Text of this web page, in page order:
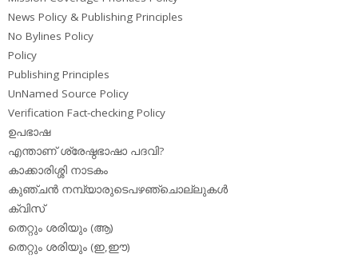
News Policy & Publishing Principles
No Bylines Policy
Policy
Publishing Principles
UnNamed Source Policy
Verification Fact-checking Policy
ഉപഭാഷ
എന്താണ് ശ്രേഷ്ഠഭാഷാ പദവി?
കാക്കാരിശ്ശി നാടകം
കുഞ്ചന്‍ നമ്പ്യാരുടെപഴഞ്ചൊല്ലുകള്‍
ക്വിസ്
തെറ്റും ശരിയും (ആ)
തെറ്റും ശരിയും (ഇ,ഈ)